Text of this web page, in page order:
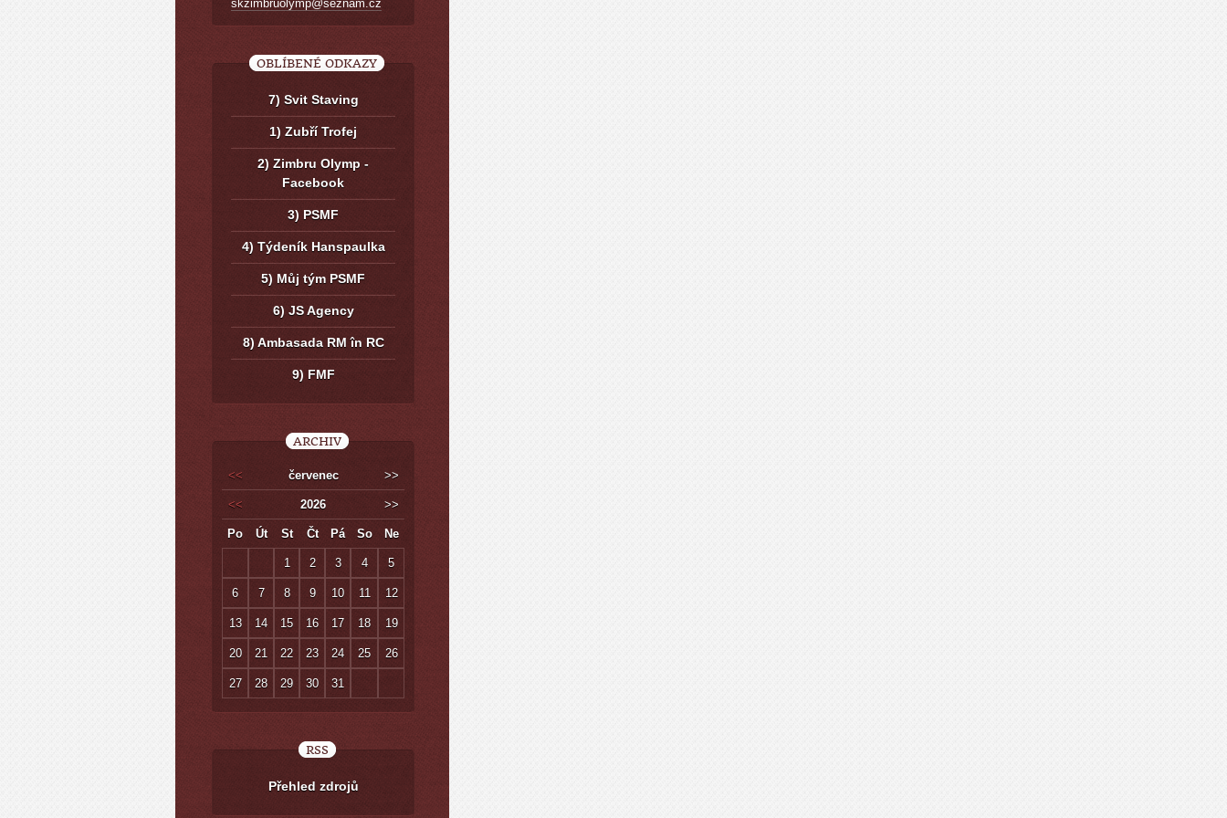
skzimbruolymp@seznam.cz
OBLÍBENÉ ODKAZY
7) Svit Staving
1) Zubří Trofej
2) Zimbru Olymp -
Facebook
3) PSMF
4) Týdeník Hanspaulka
5) Můj tým PSMF
6) JS Agency
8) Ambasada RM în RC
9) FMF
ARCHIV
<< červenec >>
<< 2026 >>
Po Út St Čt Pá So Ne
1 2 3 4 5
6 7 8 9 10 11 12
13 14 15 16 17 18 19
20 21 22 23 24 25 26
27 28 29 30 31
RSS
Přehled zdrojů